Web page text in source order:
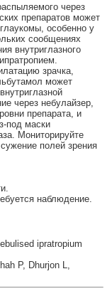
через
препаратов может
особенно у
сообщениях
внутриглазного
зрачка,
может
через небулайзер,
препарата, и
под маски
Мониторируйте
полей зрения
наблюдение.
ipratropium
P, Dhurjon L,